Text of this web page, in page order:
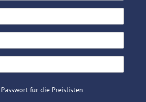
für die Preislisten